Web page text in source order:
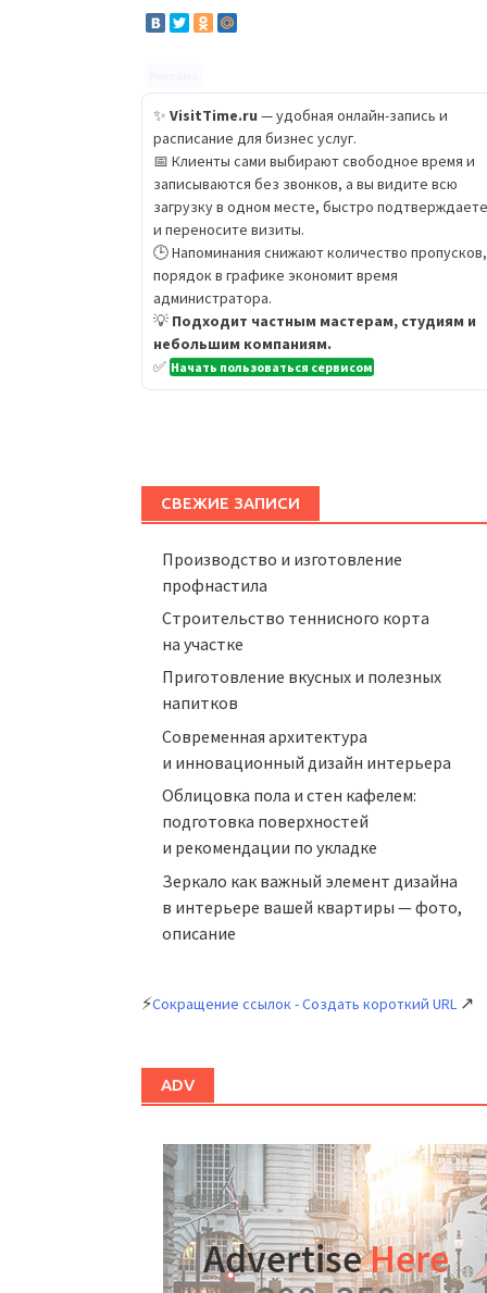
✨ VisitTime.ru — удобная онлайн-запись и
расписание для бизнес услуг.
📅 Клиенты сами выбирают свободное время и
записываются без звонков, а вы видите всю
загрузку в одном месте, быстро подтверждаете
и переносите визиты.
🕒 Напоминания снижают количество
порядок в графике экономит время
администратора.
💡 Подходит частным мастерам, студиям и
небольшим компаниям.
✅ Начать пользоваться сервисом
СВЕЖИЕ ЗАПИСИ
Производство и изготовление
профнастила
Строительство теннисного корта
на участке
Приготовление вкусных и полезных
напитков
Cовременная архитектура
и инновационный дизайн интерьера
Облицовка пола и стен кафелем:
подготовка поверхностей
и рекомендации по укладке
Зеркало как важный элемент дизайна
в интерьере вашей квартиры — фото,
описание
⚡Сокращение ссылок - Создать короткий URL ↗
ADV